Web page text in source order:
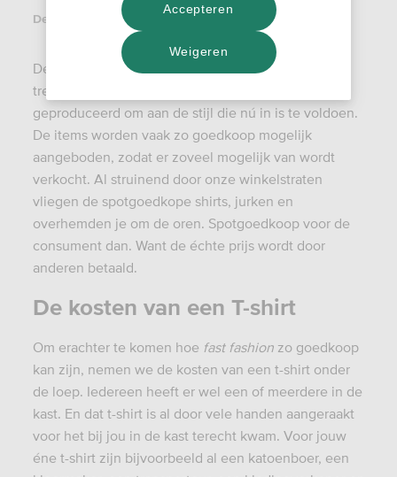
Deel dit artikel:
De term fast fashion
wordt gebruikt voor goedkope,
trendy kleding dat in een razendsnel tempo wordt
geproduceerd om aan de stijl die nú in is te voldoen.
De items worden vaak zo goedkoop mogelijk
aangeboden, zodat er zoveel mogelijk van wordt
verkocht. Al struinend door onze winkelstraten
vliegen de spotgoedkope shirts, jurken en
overhemden je om de oren. Spotgoedkoop voor de
consument dan. Want de échte prijs wordt door
anderen betaald.
De kosten van een T-shirt
Om erachter te komen hoe fast fashionzo goedkoop
kan zijn, nemen we de kosten van een t-shirt onder
de loep. Iedereen heeft er wel een of meerdere in de
kast. En dat t-shirt is al door vele handen aangeraakt
voor het bij jou in de kast terecht kwam. Voor jouw
éne t-shirt zijn bijvoorbeeld al een katoenboer, een
Weigeren
Accepteren